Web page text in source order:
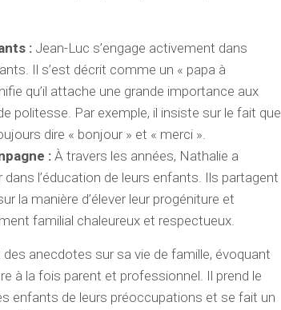
: Jean-Luc s’engage activement dans
Il s’est décrit comme un « papa à
qu’il attache une grande importance aux
politesse. Par exemple, il insiste sur le fait que
dire « bonjour » et « merci ».
:À travers les années, Nathalie a
dans l’éducation de leurs enfants. Ils partagent
la manière d’élever leur progéniture et
familial chaleureux et respectueux.
anecdotes sur sa vie de famille, évoquant
à la fois parent et professionnel. Il prend le
enfants de leurs préoccupations et se fait un